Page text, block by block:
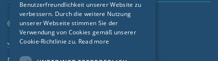
© SIGA 2026
Footer-Navigation
Jobs
FRENCH
CZECH
Benutzerfreundlichkeit unserer Website zu
verbessern. Durch die weitere Nutzung
unserer Webseite stimmen Sie der
Verwendung von Cookies gemäß unserer
Cookie-Richtlinie zu. Read more